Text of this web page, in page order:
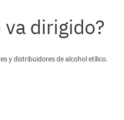
va dirigido?
y distribuidores de alcohol etílico.